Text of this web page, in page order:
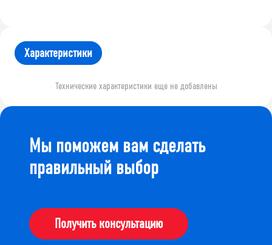
Характеристики
Технические характеристики еще не добавлены
Мы поможем вам сделать
правильный выбор
Получить консультацию